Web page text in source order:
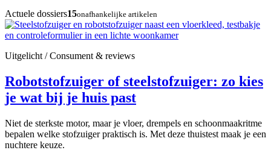
Actuele dossiers15onafhankelijke artikelen
Uitgelicht / Consument & reviews
Robotstofzuiger of steelstofzuiger: zo kies
je wat bij je huis past
Niet de sterkste motor, maar je vloer, drempels en schoonmaakritme
bepalen welke stofzuiger praktisch is. Met deze thuistest maak je een
nuchtere keuze.